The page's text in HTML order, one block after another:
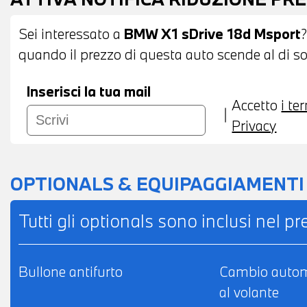
CONNECTED DRIVE SERVICES -
CLIMATIZZATORE AUTOMATICO BIZONA -
AUTOANABBAGLIANTE - BRACCIOLO
RISCALDABILI - POSSIBILITA' DI PROVA -
LEASING O FINANZIAMENTO ANCHE PER
Sei interessato a BMW X1 sDrive 18d Msport
quando il prezzo di questa auto scende al di
Inserisci la tua mail
Accetto i
Privacy
OPTIONALS & EQUIPAGGIAMENTI
Tutti gli optionals sono inclusi nel
Bullone antifurto
Cambio
al volante